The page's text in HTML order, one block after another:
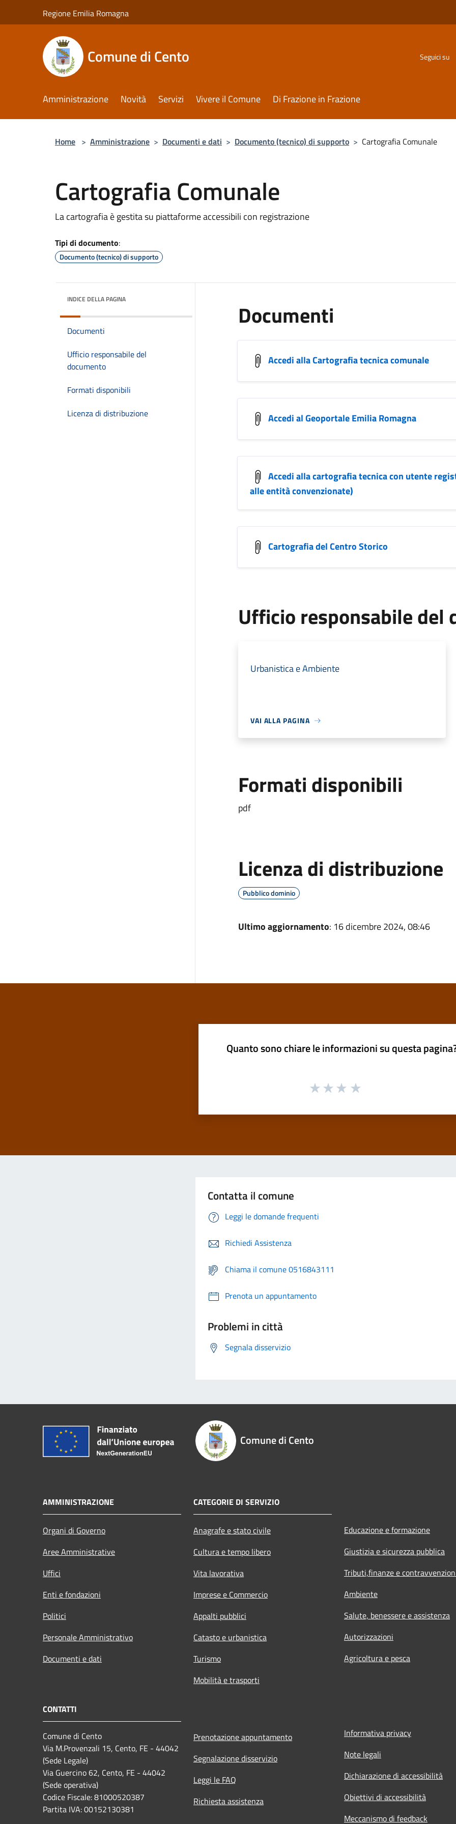
Regione Emilia Romagna
Comune di Cento Seguici su
Amministrazione Novità Servizi Vivere il Comune Di Frazione in Frazione
Home > Amministrazione > Documenti e dati > Documento (tecnico) di supporto > Cartografia Comunale
Cartografia Comunale
La cartografia è gestita su piattaforme accessibili con registrazione
Tipi di documento:
Documento (tecnico) di supporto
INDICE DELLA PAGINA
Documenti
Ufficio responsabile del
documento
Formati disponibili
Licenza di distribuzione
Documenti
Accedi alla Cartografia tecnica comunale
Accedi al Geoportale Emilia Romagna
Accedi alla cartografia tecnica con utente
alle entità convenzionate)
Cartografia del Centro Storico
Ufficio responsabile del
Urbanistica e Ambiente
VAI ALLA PAGINA
Formati disponibili
pdf
Licenza di distribuzione
Pubblico dominio
Ultimo aggiornamento: 16 dicembre 2024, 08:46
Quanto sono chiare le informazioni su questa
Contatta il comune
Leggi le domande frequenti
Richiedi Assistenza
Chiama il comune 0516843111
Prenota un appuntamento
Problemi in città
Segnala disservizio
Comune di Cento
AMMINISTRAZIONE
Organi di Governo
Aree Amministrative
Uffici
Enti e fondazioni
Politici
Personale Amministrativo
Documenti e dati
CATEGORIE DI SERVIZIO
Anagrafe e stato civile
Cultura e tempo libero
Vita lavorativa
Imprese e Commercio
Appalti pubblici
Catasto e urbanistica
Turismo
Mobilità e trasporti
Educazione e formazione
Giustizia e sicurezza pubblica
Tributi,finanze e
Ambiente
Salute, benessere e assistenza
Autorizzazioni
Agricoltura e pesca
CONTATTI
Comune di Cento
Via M.Provenzali 15, Cento, FE - 44042
(Sede Legale)
Via Guercino 62, Cento, FE - 44042
(Sede operativa)
Codice Fiscale: 81000520387
Partita IVA: 00152130381
Prenotazione appuntamento
Segnalazione disservizio
Leggi le FAQ
Richiesta assistenza
Informativa privacy
Note legali
Dichiarazione di accessibilità
Obiettivi di accessibilità
Meccanismo di feedback